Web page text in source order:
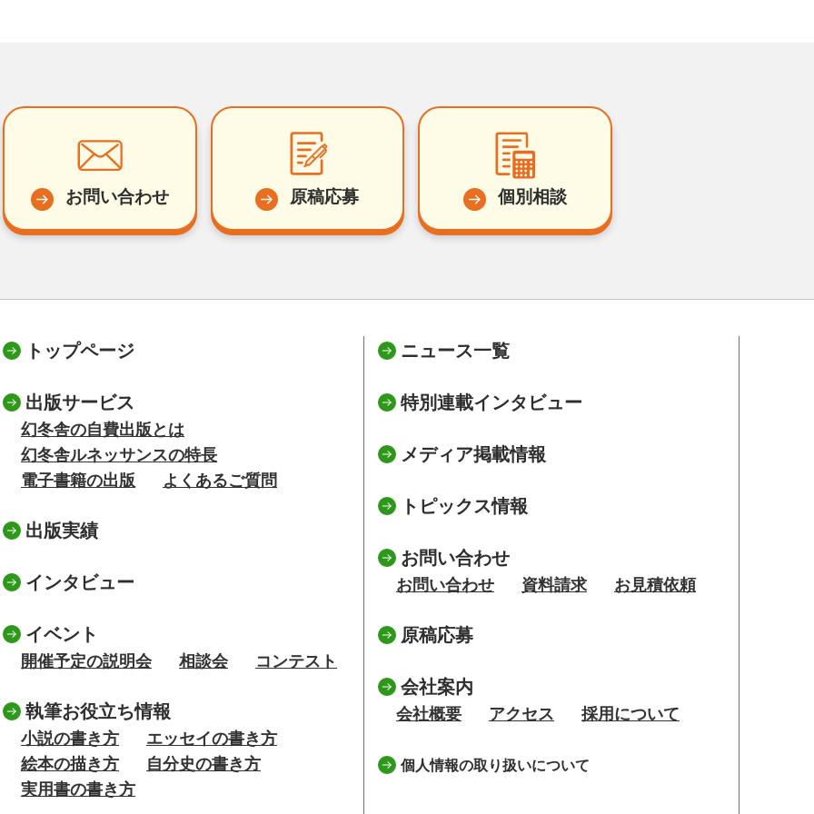
お問い合わせ 原稿応募 個別相談
トップページ
出版サービス
幻冬舎の自費出版とは
幻冬舎ルネッサンスの特長
電子書籍の出版
よくあるご質問
出版実績
インタビュー
イベント
開催予定の説明会 相談会 コンテスト
執筆お役立ち情報
小説の書き方
エッセイの書き方
絵本の描き方
自分史の書き方
実用書の書き方
ニュース一覧
特別連載インタビュー
メディア掲載情報
トピックス情報
お問い合わせ
お問い合わせ 資料請求 お見積依頼
原稿応募
会社案内
会社概要 アクセス 採用について
個人情報の取り扱いについて